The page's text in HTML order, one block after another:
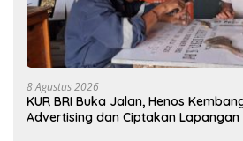
8 Agustus 2026
KUR BRI Buka Jalan, Henos
Advertising dan Ciptakan Lapangan